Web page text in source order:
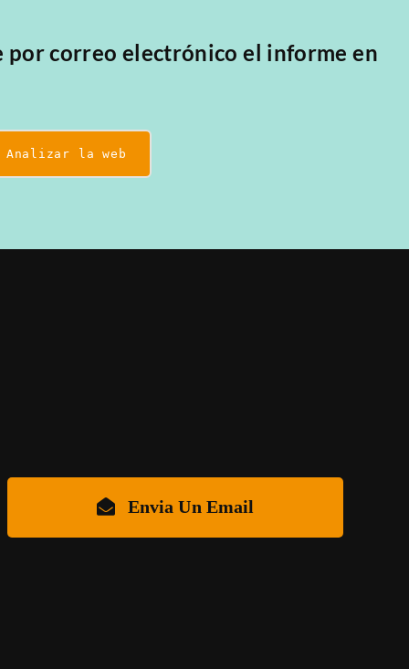
por correo electrónico el informe en
Analizar la web
Envia Un Email